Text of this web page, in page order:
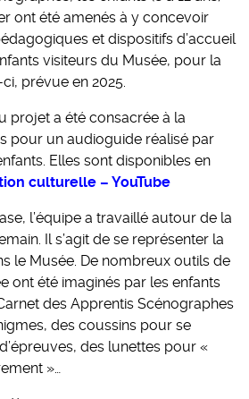
ont été amenés à y concevoir
et dispositifs d’accueil
visiteurs du Musée, pour la
prévue en 2025.
projet a été consacrée à la
pour un audioguide réalisé par
Elles sont disponibles en
culturelle – YouTube
l’équipe a travaillé autour de la
Il s’agit de se représenter la
le Musée. De nombreux outils de
ont été imaginés par les enfants
des Apprentis Scénographes
des coussins pour se
des lunettes pour «
»…